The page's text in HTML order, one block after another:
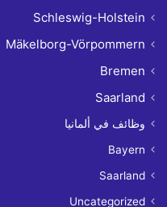
Schleswig-Holstein
Mäkelborg-Vörpommern
Bremen
Saarland
وظائف في ألمانيا
Bayern
Saarland
Uncategorized